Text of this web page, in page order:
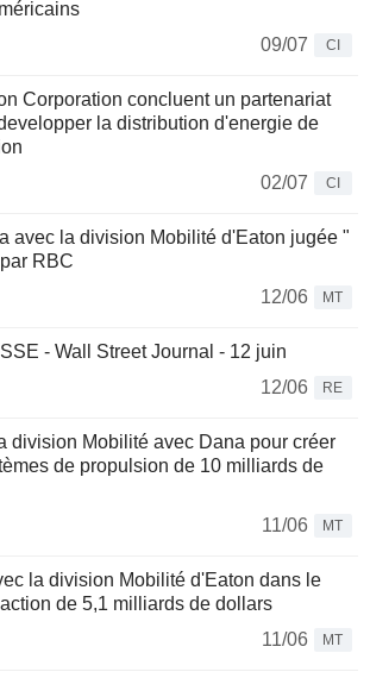
09/07
CI
Corporation concluent un partenariat
la distribution d'energie de
02/07
CI
avec la division Mobilité d'Eaton jugée "
RBC
12/06
MT
- Wall Street Journal - 12 juin
12/06
RE
division Mobilité avec Dana pour créer
de propulsion de 10 milliards de
11/06
MT
la division Mobilité d'Eaton dans le
de 5,1 milliards de dollars
11/06
MT